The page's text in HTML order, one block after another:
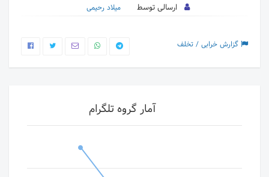
ارسالی توسط میلاد رحیمی
گزارش خرابی / تخلف
آمار گروه تلگرام